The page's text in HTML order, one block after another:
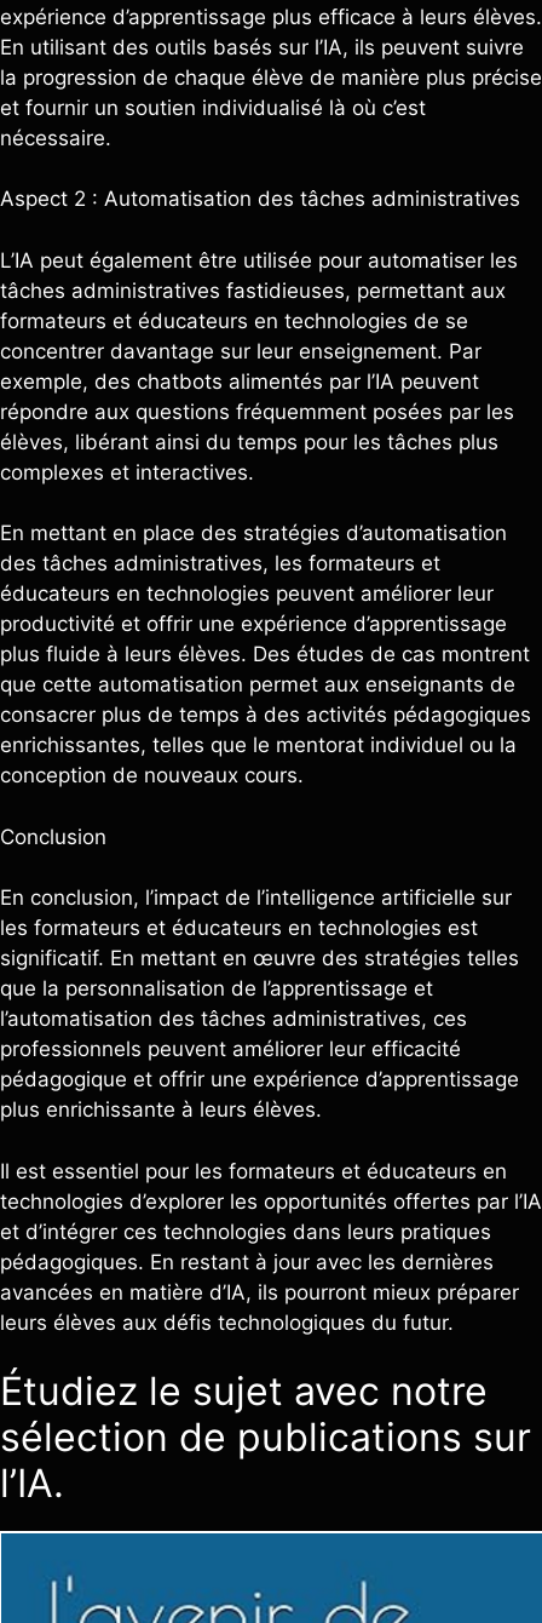
expérience d’apprentissage plus efficace à leurs élèves.
En utilisant des outils basés sur l’IA, ils peuvent suivre
la progression de chaque élève de manière plus précise
et fournir un soutien individualisé là où c’est
nécessaire.
Aspect 2 : Automatisation des tâches administratives
L’IA peut également être utilisée pour automatiser les
tâches administratives fastidieuses, permettant aux
formateurs et éducateurs en technologies de se
concentrer davantage sur leur enseignement. Par
exemple, des chatbots alimentés par l’IA peuvent
répondre aux questions fréquemment posées par les
élèves, libérant ainsi du temps pour les tâches plus
complexes et interactives.
En mettant en place des stratégies d’automatisation
des tâches administratives, les formateurs et
éducateurs en technologies peuvent améliorer leur
productivité et offrir une expérience d’apprentissage
plus fluide à leurs élèves. Des études de cas montrent
que cette automatisation permet aux enseignants de
consacrer plus de temps à des activités pédagogiques
enrichissantes, telles que le mentorat individuel ou la
conception de nouveaux cours.
Conclusion
En conclusion, l’impact de l’intelligence artificielle sur
les formateurs et éducateurs en technologies est
significatif. En mettant en œuvre des stratégies telles
que la personnalisation de l’apprentissage et
l’automatisation des tâches administratives, ces
professionnels peuvent améliorer leur efficacité
pédagogique et offrir une expérience d’apprentissage
plus enrichissante à leurs élèves.
Il est essentiel pour les formateurs et éducateurs en
technologies d’explorer les opportunités offertes par l’IA
et d’intégrer ces technologies dans leurs pratiques
pédagogiques. En restant à jour avec les dernières
avancées en matière d’IA, ils pourront mieux préparer
leurs élèves aux défis technologiques du futur.
Étudiez le sujet avec notre
sélection de publications sur
l’IA.